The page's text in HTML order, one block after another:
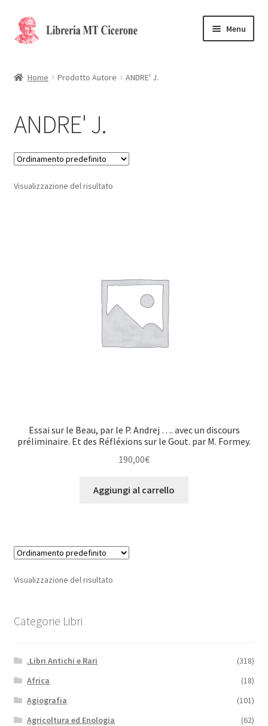
Vai
alla
Vai
al
Menu
La Storia
Contattaci
Cassa
Home Prodotto Autore ANDRE' J.
ANDRE' J.
Visualizzazione del risultato
Essai sur le Beau, par le P. Andrej …. avec un discours
préliminaire. Et des Réfléxions sur le Gout. par M. Formey.
190,00€
Aggiungi al carrello
Visualizzazione del risultato
Categorie Libri
.Libri Antichi e Rari
(318)
Africa
(18)
Agiografia
(101)
Agricoltura ed Enologia
(62)